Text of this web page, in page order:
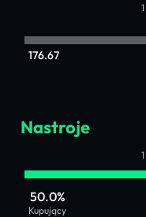
176.67
Nastroje
50.0%
Kupujący